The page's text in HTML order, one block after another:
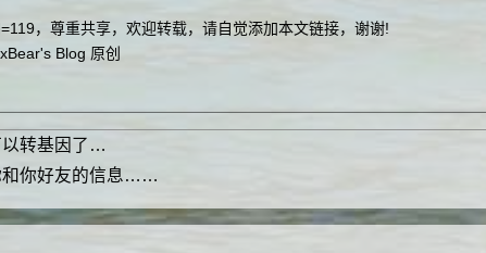
，尊重共享，欢迎转载，请自觉添加本文链接，谢谢!
Blog 原创
以转基因了…
和你好友的信息……